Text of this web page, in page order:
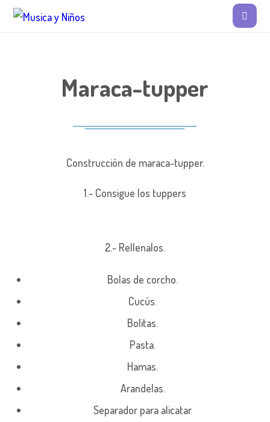
Maraca-tupper
Construcción de maraca-tupper.
1.- Consigue los tuppers
2.- Rellenalos.
Bolas de corcho.
Cucús.
Bolitas.
Pasta.
Hamas.
Arandelas.
Separador para alicatar